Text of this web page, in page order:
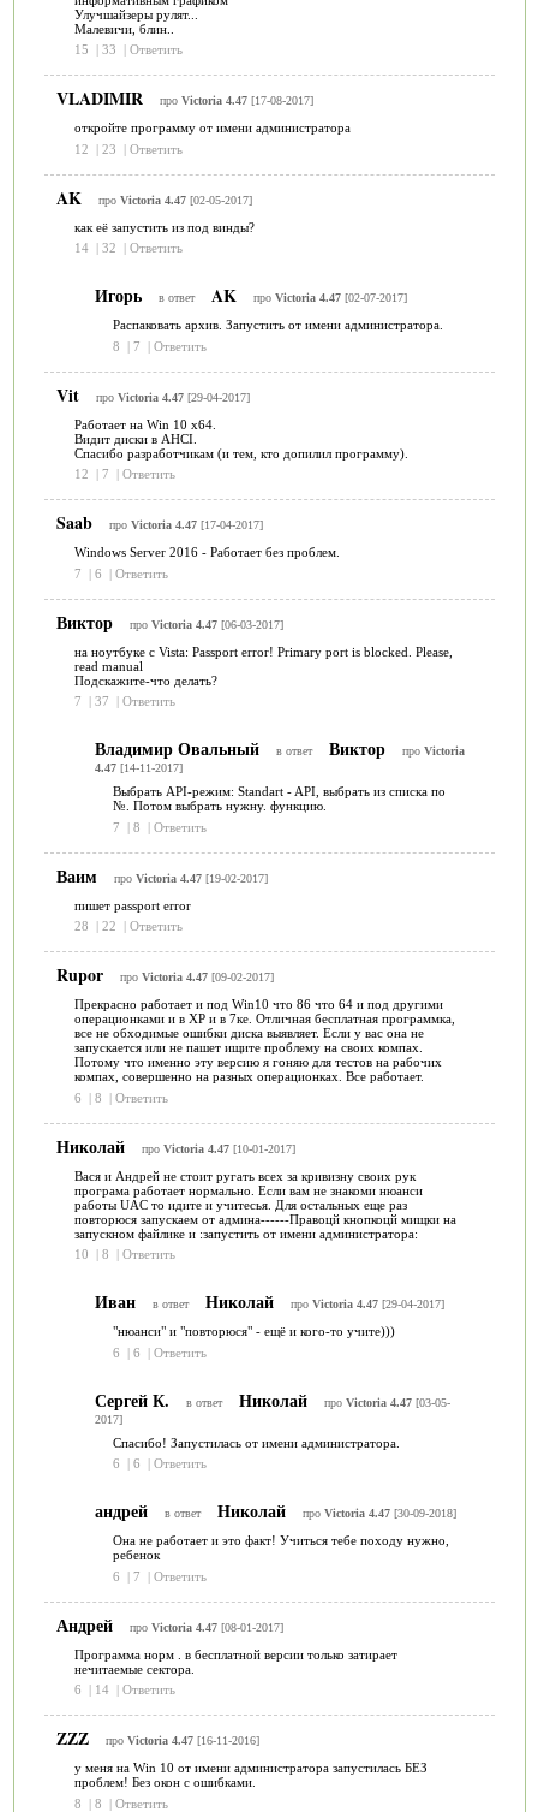
Улучшайзеры рулят...
Малевичи, блин..
15
| 33 | Ответить
VLADIMIR про Victoria 4.47[17-08-2017]
откройте программу от имени администратора
12
| 23 | Ответить
AK про Victoria 4.47[02-05-2017]
как её запустить из под винды?
14 | 32 | Ответить
Игорь в ответ AK про Victoria 4.47[02-07-2017]
Распаковать архив. Запустить от имени администратора.
8
| 7 | Ответить
Vit про Victoria 4.47[29-04-2017]
Работает на Win 10 x64.
Видит диски в AHCI.
Спасибо разработчикам (и тем, кто допилил программу).
12
| 7 | Ответить
Saab про Victoria 4.47[17-04-2017]
Windows Server 2016 - Работает без проблем.
7
| 6 | Ответить
Виктор про Victoria 4.47[06-03-2017]
на ноутбуке с Vista: Passport error! Primary port is blocked. Please,
read manual
Подскажите-что делать?
7
| 37 | Ответить
Владимир Овальный в ответ Виктор про Victoria
4.47[14-11-2017]
Выбрать API-режим: Standart - API, выбрать из списка по
№. Потом выбрать нужну. функцию.
7
| 8 | Ответить
Ваим про Victoria 4.47[19-02-2017]
пишет passport error
28
| 22 | Ответить
Rupor про Victoria 4.47[09-02-2017]
Прекрасно работает и под Win10 что 86 что 64 и под другими
операционками и в ХР и в 7ке. Отличная бесплатная программка,
все не обходимые ошибки диска выявляет. Если у вас она не
запускается или не пашет ищите проблему на своих компах.
Потому что именно эту версию я гоняю для тестов на рабочих
компах, совершенно на разных операционках. Все работает.
6
| 8 | Ответить
Николай про Victoria 4.47[10-01-2017]
Вася и Андрей не стоит ругать всех за кривизну своих рук
програма работает нормально. Если вам не знакоми нюанси
работы UAC то идите и учитесья. Для остальных еще раз
повторюся запускаем от админа------Правоцй кнопкоцй мищки на
запускном файлике и :запустить от имени администратора:
10
| 8 | Ответить
Иван в ответ Николай про Victoria 4.47[29-04-2017]
"нюанси" и "повторюся" - ещё и кого-то учите)))
6
| 6 | Ответить
Сергей К. в ответ Николай про Victoria 4.47[03-05-
2017]
Спасибо! Запустилась от имени администратора.
6
| 6 | Ответить
андрей в ответ Николай про Victoria 4.47[30-09-2018]
Она не работает и это факт! Учиться тебе походу нужно,
ребенок
6
| 7 | Ответить
Андрей про Victoria 4.47[08-01-2017]
Программа норм . в бесплатной версии только затирает
нечитаемые сектора.
6
| 14 | Ответить
ZZZ про Victoria 4.47[16-11-2016]
у меня на Win 10 от имени администратора запустилась БЕЗ
проблем! Без окон с ошибками.
8
| 8 | Ответить